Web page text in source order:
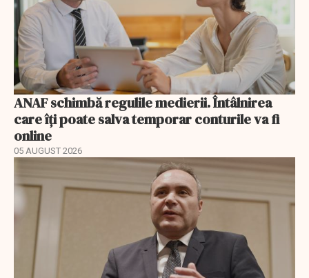
ANAF schimbă regulile medierii. Întâlnirea
care îți poate salva temporar conturile va fi
online
05 AUGUST 2026